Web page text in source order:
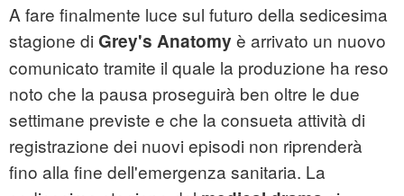
A fare finalmente luce sul futuro della sedicesima
stagione di Grey's Anatomy è arrivato un nuovo
comunicato tramite il quale la produzione ha reso
noto che la pausa proseguirà ben oltre le due
settimane previste e che la consueta attività di
registrazione dei nuovi episodi non riprenderà
fino alla fine dell'emergenza sanitaria. La